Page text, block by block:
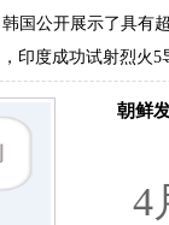
国公开展示了具
印度成功试射烈火
朝鲜发
4